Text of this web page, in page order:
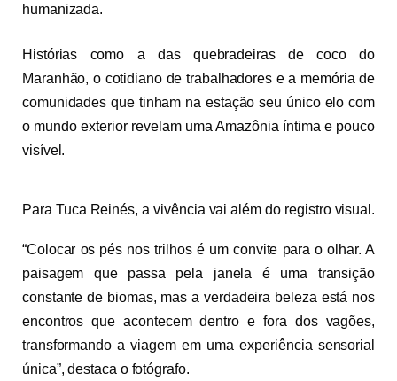
humanizada.
Histórias como a das quebradeiras de coco do
Maranhão, o cotidiano de trabalhadores e a memória de
comunidades que tinham na estação seu único elo com
o mundo exterior revelam uma Amazônia íntima e pouco
visível.
Para Tuca Reinés, a vivência vai além do registro visual.
“Colocar os pés nos trilhos é um convite para o olhar. A
paisagem que passa pela janela é uma transição
constante de biomas, mas a verdadeira beleza está nos
encontros que acontecem dentro e fora dos vagões,
transformando a viagem em uma experiência sensorial
única”, destaca o fotógrafo.